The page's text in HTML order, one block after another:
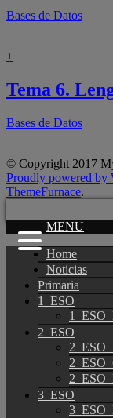
Bases de Datos
+
Tema 6.
Bases de Datos
© Copyright 2017
Proudly powered by
ThemeFurnace.
MENU
Home
Noticias
Primaria
1_ESO
2_ESO
3_ESO